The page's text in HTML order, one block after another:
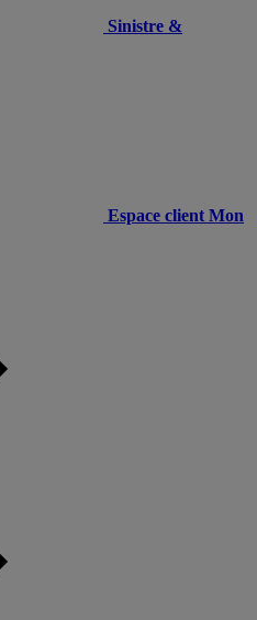
Sinistre &
Espace client Mon